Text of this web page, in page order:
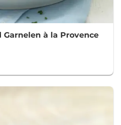
à la Provence